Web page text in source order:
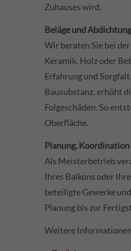
Zuhauses wird.
Beläge und
Wir beraten Sie bei
Keramik, Holz oder
Erfahrung und
Bausubstanz, erhöht
Folgeschäden. So
Oberfläche.
Planung,
Als Meisterbetrieb
Ihres Balkons oder
beteiligte Gewerke
Planung bis zur
Weitere